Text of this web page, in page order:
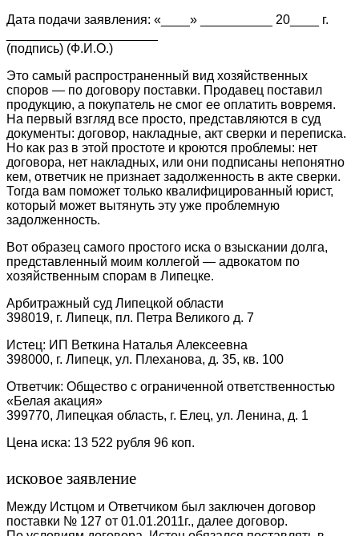
Дата подачи заявления: «____» __________ 20____ г.
(подпись) (Ф.И.О.)
Это самый распространенный вид хозяйственных
споров — по договору поставки. Продавец поставил
продукцию, а покупатель не смог ее оплатить вовремя.
На первый взгляд все просто, представляются в суд
документы: договор, накладные, акт сверки и переписка.
Но как раз в этой простоте и кроются проблемы: нет
договора, нет накладных, или они подписаны непонятно
кем, ответчик не признает задолженность в акте сверки.
Тогда вам поможет только квалифицированный юрист,
который может вытянуть эту уже проблемную
задолженность.
Вот образец самого простого иска о взыскании долга,
представленный моим коллегой — адвокатом по
хозяйственным спорам в Липецке.
Арбитражный суд Липецкой области
398019, г. Липецк, пл. Петра Великого д. 7
Истец: ИП Веткина Наталья Алексеевна
398000, г. Липецк, ул. Плеханова, д. 35, кв. 100
Ответчик: Общество с ограниченной ответственностью
«Белая акация»
399770, Липецкая область, г. Елец, ул. Ленина, д. 1
Цена иска: 13 522 рубля 96 коп.
исковое заявление
Между Истцом и Ответчиком был заключен договор
поставки № 127 от 01.01.2011г., далее договор.